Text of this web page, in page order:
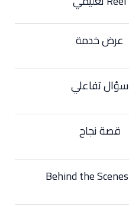
عرض خدمة
سؤال تفاعلي
قصة نجاح